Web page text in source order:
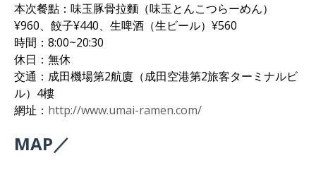
本次餐點：味玉豚骨拉麵（味玉とんこつらーめん）
¥960、餃子¥440、生啤酒（生ビール）¥560
時間：8:00~20:30
休日：無休
交通：成田機場第2航廈（成田空港第2旅客ターミナルビ
ル）4樓
網址： http://www.umai-ramen.com/
MAP／